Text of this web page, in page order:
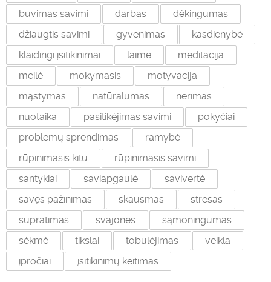
buvimas savimi
darbas
dėkingumas
džiaugtis savimi
gyvenimas
kasdienybė
klaidingi įsitikinimai
laimė
meditacija
meilė
mokymasis
motyvacija
mąstymas
natūralumas
nerimas
nuotaika
pasitikėjimas savimi
pokyčiai
problemų sprendimas
ramybė
rūpinimasis kitu
rūpinimasis savimi
santykiai
saviapgaulė
savivertė
savęs pažinimas
skausmas
stresas
supratimas
svajonės
sąmoningumas
sėkmė
tikslai tobulėjimas
veikla
įpročiai
įsitikinimų keitimas